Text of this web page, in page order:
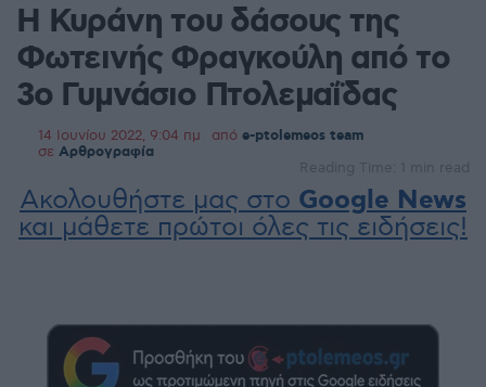
Η Κυράνη του δάσους της
Φωτεινής Φραγκούλη από το
3ο Γυμνάσιο Πτολεμαΐδας
14 Ιουνίου 2022, 9:04 πμ από e-ptolemeos team
σε Αρθρογραφία
Reading Time: 1 min read
Ακολουθήστε μας στο Google News
και μάθετε πρώτοι όλες τις ειδήσεις!